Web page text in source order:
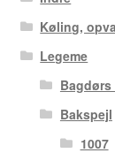
Køling,
Legeme
Bakspejl
1007